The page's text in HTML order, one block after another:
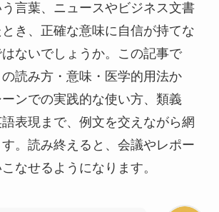
う言葉、ニュースやビジネス文書
き、正確な意味に自信が持てな
ないでしょうか。この記事で
読み方・意味・医学的用法か
ンでの実践的な使い方、類義
表現まで、例文を交えながら網
。読み終えると、会議やレポー
なせるようになります。